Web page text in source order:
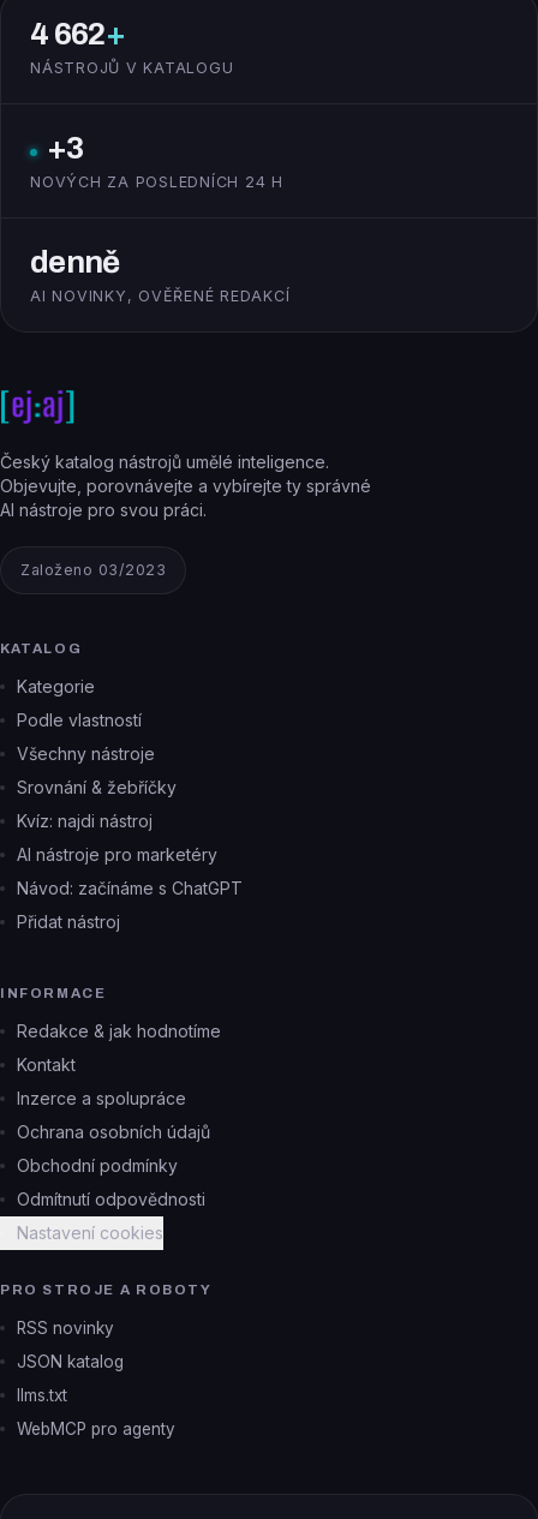
4 662+
NÁSTROJŮ V KATALOGU
+3
NOVÝCH ZA POSLEDNÍCH 24 H
denně
AI NOVINKY, OVĚŘENÉ REDAKCÍ
Český katalog nástrojů umělé inteligence.
Objevujte, porovnávejte a vybírejte ty správné
AI nástroje pro svou práci.
Založeno 03/2023
KATALOG
Kategorie
Podle vlastností
Všechny nástroje
Srovnání & žebříčky
Kvíz: najdi nástroj
AI nástroje pro marketéry
Návod: začínáme s ChatGPT
Přidat nástroj
INFORMACE
Redakce & jak hodnotíme
Kontakt
Inzerce a spolupráce
Ochrana osobních údajů
Obchodní podmínky
Odmítnutí odpovědnosti
Nastavení cookies
PRO STROJE A ROBOTY
RSS novinky
JSON katalog
llms.txt
WebMCP pro agenty